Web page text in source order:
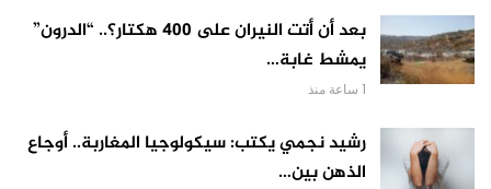
بعد أن أتت النيران على 400 هكتار؟.. “الدرون”
يمشط غابة…
1 ساعة منذ
رشيد نجمي يكتب: سيكولوجيا المغاربة.. أوجاع
الذهن بين…